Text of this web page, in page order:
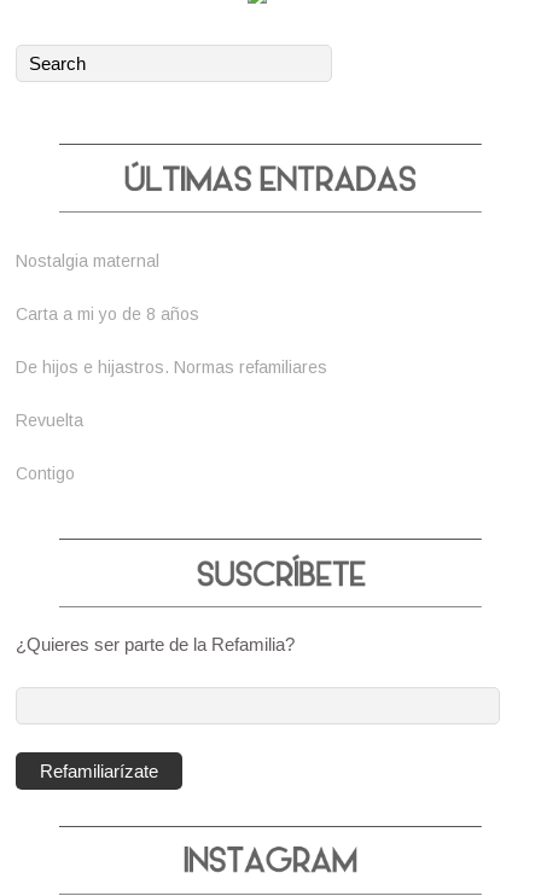
Nostalgia maternal
Carta a mi yo de 8 años
De hijos e hijastros. Normas refamiliares
Revuelta
Contigo
¿Quieres ser parte de la Refamilia?
correo
electrónico:
Refamiliarízate